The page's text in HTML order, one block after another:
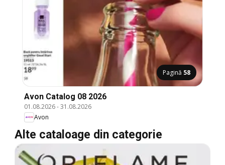
Pagină 58
Avon Catalog 08 2026
01.08.2026-31.08.2026
Avon
Alte cataloage din categorie